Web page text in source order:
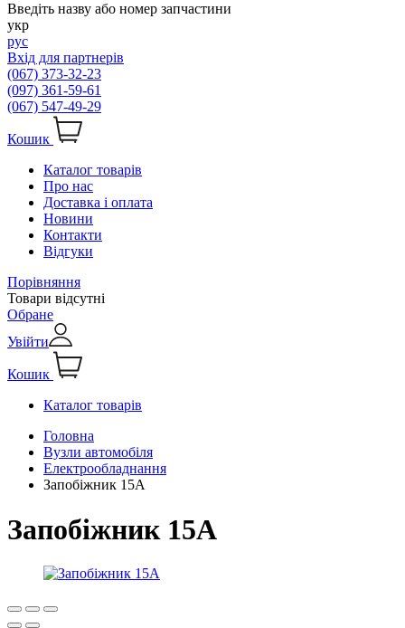
Введіть назву або номер запчастини
укр
рус
Вхід для партнерів
(067) 373-32-23
(097) 361-59-61
(067) 547-49-29
Кошик
Каталог товарів
Про нас
Доставка і оплата
Новини
Контакти
Відгуки
Порівняння
Товари відсутні
Обране
Увійти
Кошик
Каталог товарів
Головна
Вузли автомобіля
Електрообладнання
Запобіжник 15А
Запобіжник 15А